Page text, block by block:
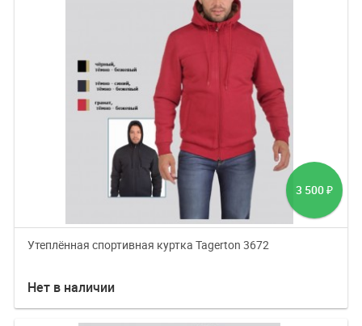
3 500 ₽
Утеплённая спортивная куртка Tagerton 3672
Нет в наличии